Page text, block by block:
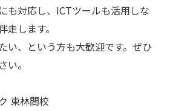
も対応し、ICTツールも活用しな
します。
い、という方も大歓迎です。ぜひ
い。
東林間校